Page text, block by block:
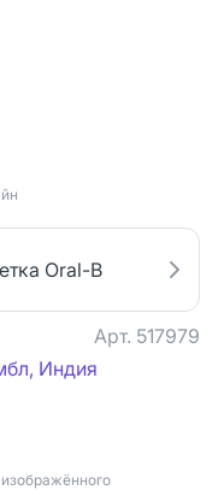
Oral-B
Арт. 517979
Индия